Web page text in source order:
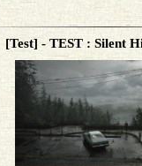
[Test] - TEST : Silent